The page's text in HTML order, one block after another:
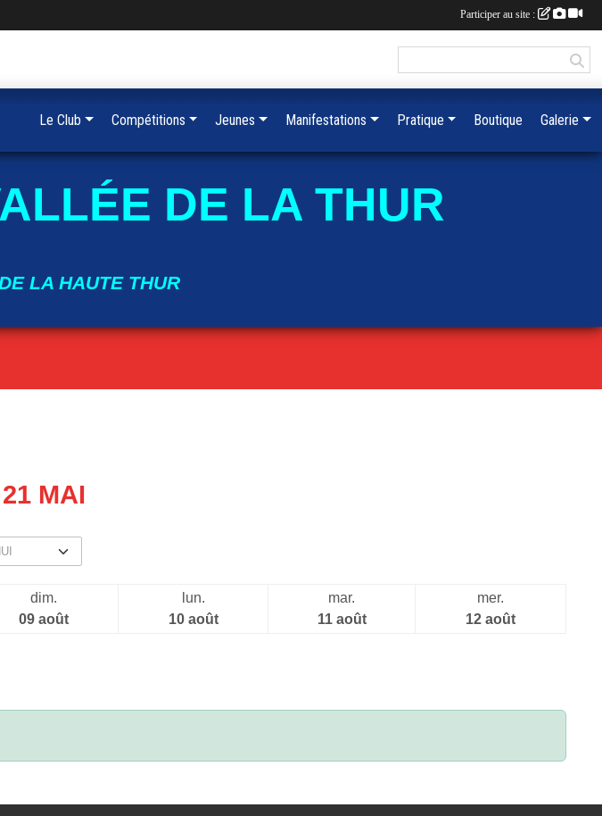
DE LA THUR
LA HAUTE THUR
MAI
dim.
09 août
lun.
10 août
mar.
11 août
mer.
12 août
Le Club Compétitions Jeunes Manifestations Pratique Boutique Galerie
Participer au site :